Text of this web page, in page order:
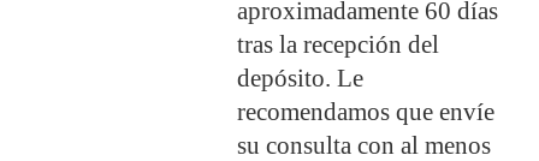
aproximadamente 60 días
tras la recepción del
depósito. Le
recomendamos que envíe
su consulta con al menos